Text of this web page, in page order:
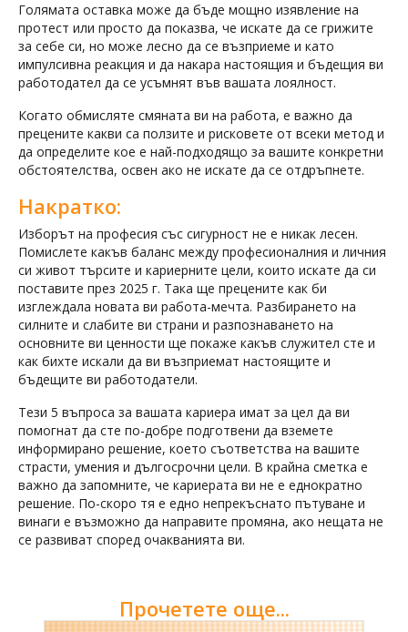
Голямата оставка може да бъде мощно изявление на
протест или просто да показва, че искате да се грижите
за себе си, но може лесно да се възприеме и като
импулсивна реакция и да накара настоящия и бъдещия ви
работодател да се усъмнят във вашата лоялност.
Когато обмисляте смяната ви на работа, е важно да
прецените какви са ползите и рисковете от всеки метод и
да определите кое е най-подходящо за вашите конкретни
обстоятелства, освен ако не искате да се отдръпнете.
Накратко:
Изборът на професия със сигурност не е никак лесен.
Помислете какъв баланс между професионалния и личния
си живот търсите и кариерните цели, които искате да си
поставите през 2025 г. Така ще прецените как би
изглеждала новата ви работа-мечта. Разбирането на
силните и слабите ви страни и разпознаването на
основните ви ценности ще покаже какъв служител сте и
как бихте искали да ви възприемат настоящите и
бъдещите ви работодатели.
Тези 5 въпроса за вашата кариера имат за цел да ви
помогнат да сте по-добре подготвени да вземете
информирано решение, което съответства на вашите
страсти, умения и дългосрочни цели. В крайна сметка е
важно да запомните, че кариерата ви не е еднократно
решение. По-скоро тя е едно непрекъснато пътуване и
винаги е възможно да направите промяна, ако нещата не
се развиват според очакванията ви.
Прочетете още...